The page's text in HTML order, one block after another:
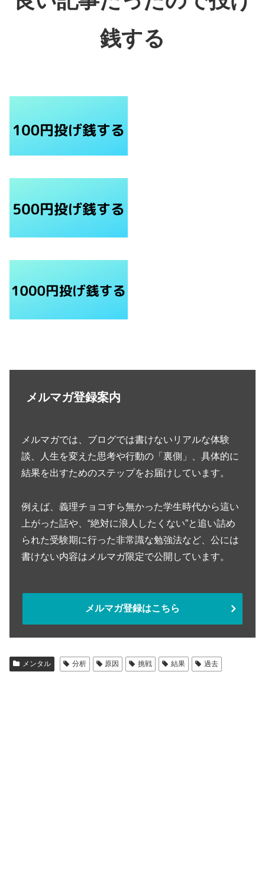
銭する
メルマガ登録案内
メルマガでは、ブログでは書けないリアルな体験
談、人生を変えた思考や行動の「裏側」、具体的に
結果を出すためのステップをお届けしています。
例えば、義理チョコすら無かった学生時代から這い
上がった話や、“絶対に浪人したくない”と追い詰め
られた受験期に行った非常識な勉強法など、公には
書けない内容はメルマガ限定で公開しています。
メルマガ登録はこちら
メンタル 分析 原因 挑戦 結果 過去